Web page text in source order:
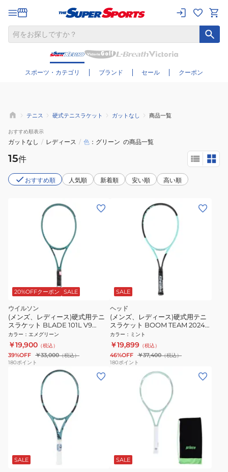
スポーツ・カテゴリ ブランド セール クーポン
さらに絞り込む
テニス 硬式テニスラケット ガットなし 商品一覧
おすすめ順表示
ガットなし / レディース / 色 グリーン の商品一覧
15件
おすすめ順 人気順 新着順 安い順 高い順
20%OFFクーポン SALE
ウイルソン
(メンズ、レディース)硬式用テニ
スラケット BLADE 101L V9
WR152211U
カラー ： エメグリーン
￥19,900 （税込）
39%OFF ￥33,000（税込）
180ポイント
SALE
ヘッド
(メンズ、レディース)硬式用テニ
スラケット BOOM TEAM 2024
230134
カラー ： ミント
￥19,899 （税込）
46%OFF ￥37,400（税込）
180ポイント
SALE SALE